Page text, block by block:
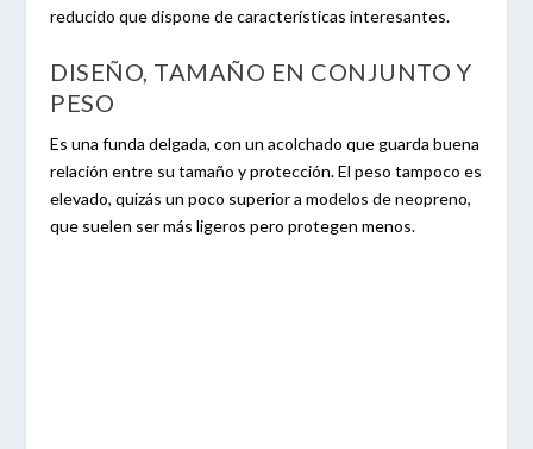
reducido que dispone de características interesantes.
DISEÑO, TAMAÑO EN CONJUNTO Y
PESO
Es una funda delgada, con un acolchado que guarda buena
relación entre su tamaño y protección. El peso tampoco es
elevado, quizás un poco superior a modelos de neopreno,
que suelen ser más ligeros pero protegen menos.